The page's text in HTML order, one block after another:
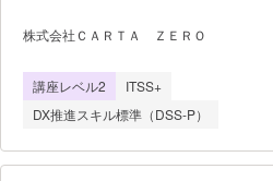
応用タスク ・自然言語処理 ・音
ーションと図解で複雑な概念も直感的に理
解できるよう設計。 単なる暗記ではな
す。 ＜特徴＞ ・G検定公式シ
ラバスに沿った体系的カリキュラム ・
未経験者でもAIやディープラーニングの基
礎から学べる ・アニメーションと図解
を活用し、難解な内容も視覚的に理
株式会社ＣＡＲＴＡ ＺＥＲＯ
講座レベル2
ITSS+
DX推進スキル標準（DSS-P）